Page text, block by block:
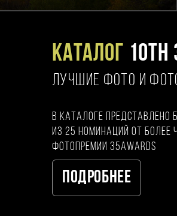
Каталог 10TH
ЛУЧШИЕ ФОТО И
В каталоге представлено
из 25 номинаций от более
фотопремии 35AWARDS
Подробнее